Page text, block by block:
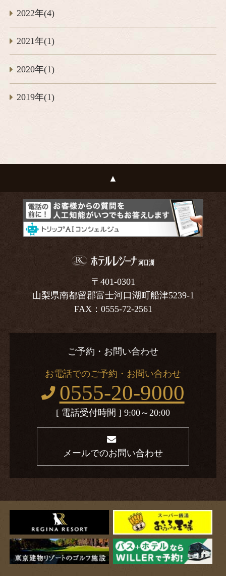
2022年(4)
2021年(1)
2020年(1)
2019年(1)
〒401-0301
山梨県南都留郡富士河口湖町船津5239-1
FAX：0555-72-2561
ご予約・お問い合わせ
お電話でのご予約・お問い合わせ
0555-20-9000
[ 電話受付時間 ] 9:00～20:00
メールでのお問い合わせ